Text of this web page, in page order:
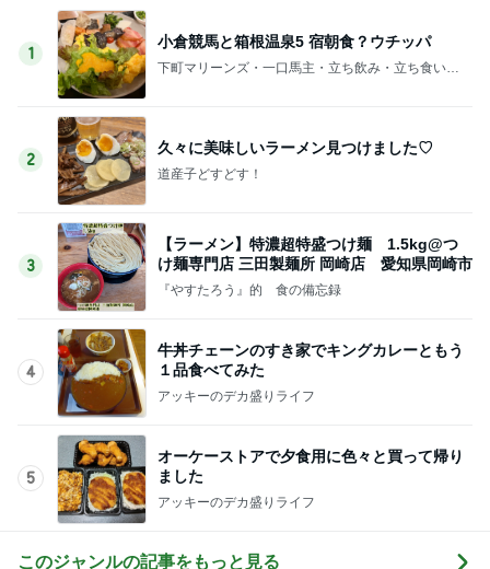
1
小倉競馬と箱根温泉5 宿朝食？ウチッパ
下町マリーンズ・一口馬主・立ち飲み・立ち食いそ
ば
2
久々に美味しいラーメン見つけました♡
道産子どすどす！
3
【ラーメン】特濃超特盛つけ麺 1.5kg@つ
け麺専門店 三田製麺所 岡崎店 愛知県岡崎市
『やすたろう』的 食の備忘録
4
牛丼チェーンのすき家でキングカレーともう
１品食べてみた
アッキーのデカ盛りライフ
5
オーケーストアで夕食用に色々と買って帰り
ました
アッキーのデカ盛りライフ
このジャンルの記事をもっと見る